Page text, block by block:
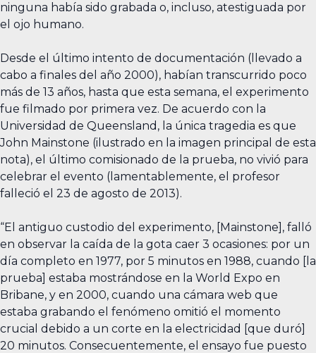
ninguna había sido grabada o, incluso, atestiguada por
el ojo humano.
Desde el último intento de documentación (llevado a
cabo a finales del año 2000), habían transcurrido poco
más de 13 años, hasta que esta semana, el experimento
fue filmado por primera vez. De acuerdo con la
Universidad de Queensland, la única tragedia es que
John Mainstone (ilustrado en la imagen principal de esta
nota), el último comisionado de la prueba, no vivió para
celebrar el evento (lamentablemente, el profesor
falleció el 23 de agosto de 2013).
“El antiguo custodio del experimento, [Mainstone], falló
en observar la caída de la gota caer 3 ocasiones: por un
día completo en 1977, por 5 minutos en 1988, cuando [la
prueba] estaba mostrándose en la World Expo en
Bribane, y en 2000, cuando una cámara web que
estaba grabando el fenómeno omitió el momento
crucial debido a un corte en la electricidad [que duró]
20 minutos. Consecuentemente, el ensayo fue puesto